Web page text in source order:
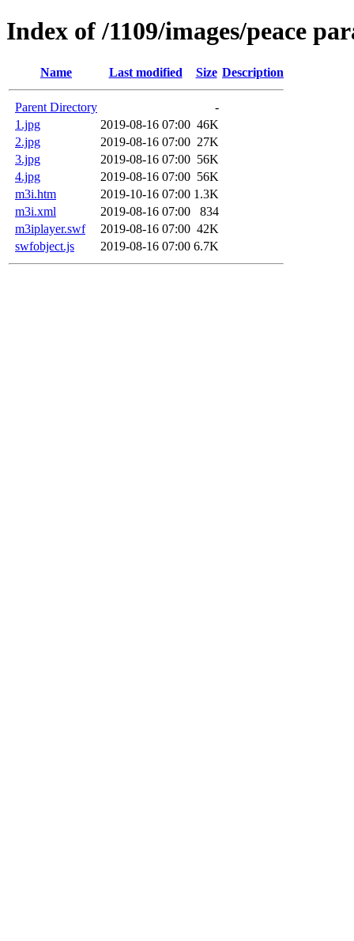
Index of /1109/images/peace
Name Last modified Size Description
Parent Directory
-
1.jpg
2019-08-16 07:00 46K
2.jpg
2019-08-16 07:00 27K
3.jpg
2019-08-16 07:00 56K
4.jpg
2019-08-16 07:00 56K
m3i.htm
2019-10-16 07:00 1.3K
m3i.xml
2019-08-16 07:00
834
m3iplayer.swf
2019-08-16 07:00 42K
swfobject.js
2019-08-16 07:00 6.7K